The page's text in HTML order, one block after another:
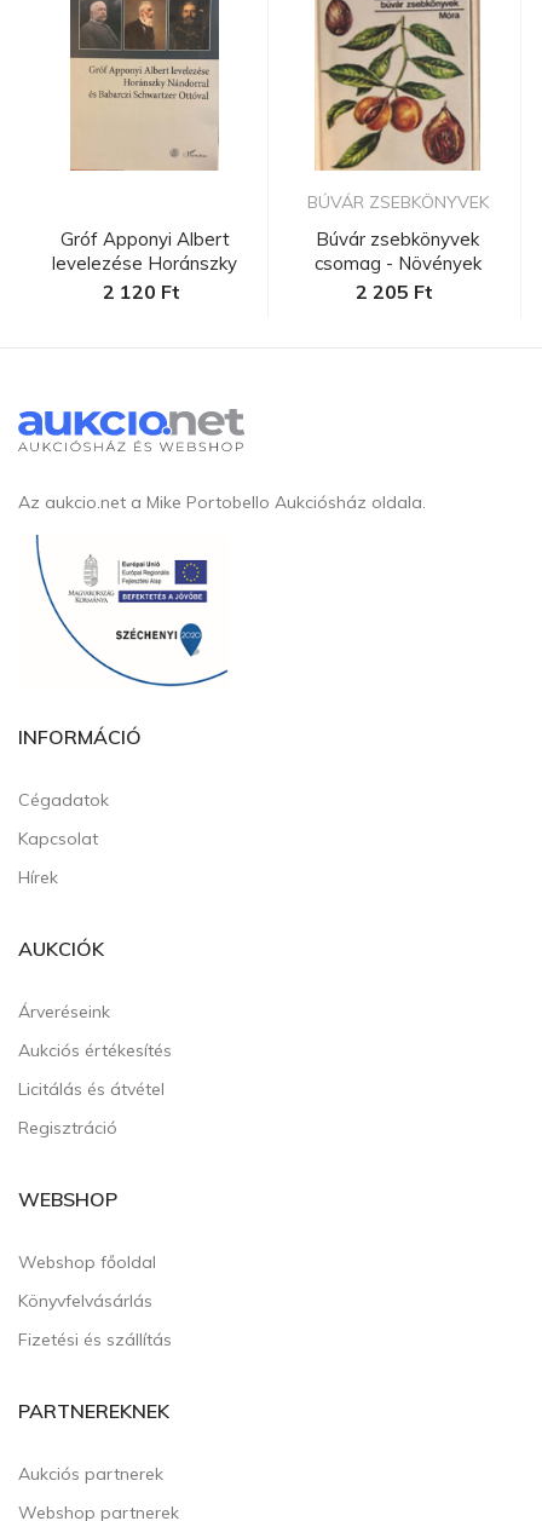
Gróf Apponyi Albert
levelezése Horánszky
Nándorra...
2 120 Ft
BÚVÁR ZSEBKÖNYVEK
Búvár zsebkönyvek
csomag - Növények
2 205 Ft
Az aukcio.net a Mike Portobello Aukciósház oldala.
INFORMÁCIÓ
Cégadatok
Kapcsolat
Hírek
AUKCIÓK
Árveréseink
Aukciós értékesítés
Licitálás és átvétel
Regisztráció
WEBSHOP
Webshop főoldal
Könyvfelvásárlás
Fizetési és szállítás
PARTNEREKNEK
Aukciós partnerek
Webshop partnerek